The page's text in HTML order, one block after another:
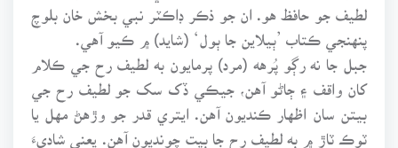
لطيف جو حافظ هو. ان جو ذڪر ڊاڪٽر نبي بخش خان بلوچ
پنهنجي ڪتاب ’ٻيلاين جا ٻول‘ (شايد) ۾ ڪيو آهي.
جبل جا نه رڳو پُرهه (مرد) پرمايون به لطيف رح جي ڪلام
کان واقف ۽ ڄاڻو آهن، جيڪي ڏک سک جو لطيف رح جي
بيتن سان اظهار ڪنديون آهن. ايتري قدر جو وڙهڻ مهل يا
ٽوڪ ٽاڙ ۾ به لطيف رح جا بيت چونديون آهن. يعني شاديءَ